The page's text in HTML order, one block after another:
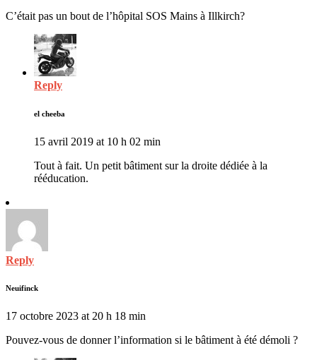
C’était pas un bout de l’hôpital SOS Mains à Illkirch?
Reply
el cheeba
15 avril 2019 at 10 h 02 min
Tout à fait. Un petit bâtiment sur la droite dédiée à la
rééducation.
Reply
Neuifinck
17 octobre 2023 at 20 h 18 min
Pouvez-vous de donner l’information si le bâtiment à été démoli ?